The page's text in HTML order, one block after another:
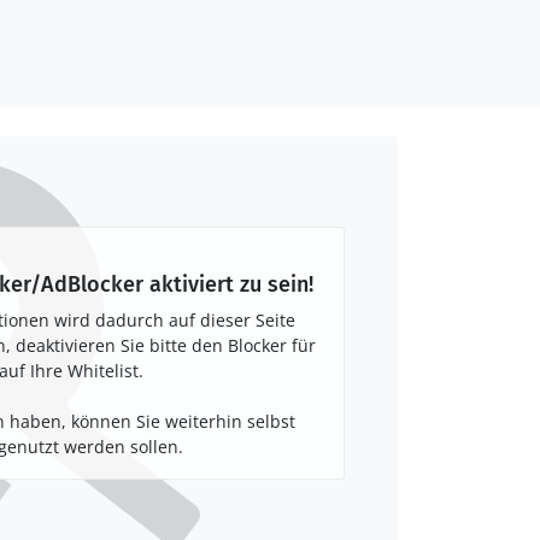
AdBlocker aktiviert zu sein!
wird dadurch auf dieser Seite
deaktivieren Sie bitte den Blocker für
Ihre Whitelist.
können Sie weiterhin selbst
werden sollen.